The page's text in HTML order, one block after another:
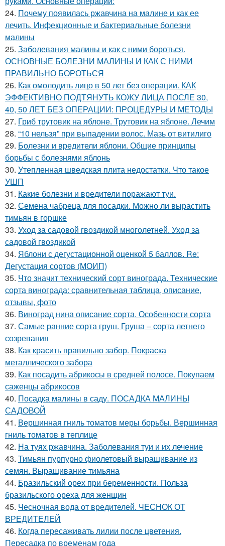
24. Почему появилась ржавчина на малине и как ее
лечить. Инфекционные и бактериальные болезни
малины
25. Заболевания малины и как с ними бороться.
ОСНОВНЫЕ БОЛЕЗНИ МАЛИНЫ И КАК С НИМИ
ПРАВИЛЬНО БОРОТЬСЯ
26. Как омолодить лицо в 50 лет без операции. КАК
ЭФФЕКТИВНО ПОДТЯНУТЬ КОЖУ ЛИЦА ПОСЛЕ 30,
40, 50 ЛЕТ БЕЗ ОПЕРАЦИИ: ПРОЦЕДУРЫ И МЕТОДЫ
27. Гриб трутовик на яблоне. Трутовик на яблоне. Лечим
28. “10 нельзя” при выпадении волос. Мазь от витилиго
29. Болезни и вредители яблони. Общие принципы
борьбы с болезнями яблонь
30. Утепленная шведская плита недостатки. Что такое
УШП
31. Какие болезни и вредители поражают туи.
32. Семена чабреца для посадки. Можно ли вырастить
тимьян в горшке
33. Уход за садовой гвоздикой многолетней. Уход за
садовой гвоздикой
34. Яблони с дегустационной оценкой 5 баллов. Re:
Дегустация сортов (МОИП)
35. Что значит технический сорт винограда. Технические
сорта винограда: сравнительная таблица, описание,
отзывы, фото
36. Виноград нина описание сорта. Особенности сорта
37. Самые ранние сорта груш. Груша – сорта летнего
созревания
38. Как красить правильно забор. Покраска
металлического забора
39. Как посадить абрикосы в средней полосе. Покупаем
саженцы абрикосов
40. Посадка малины в саду. ПОСАДКА МАЛИНЫ
САДОВОЙ
41. Вершинная гниль томатов меры борьбы. Вершинная
гниль томатов в теплице
42. На туях ржавчина. Заболевания туи и их лечение
43. Тимьян пурпурно фиолетовый выращивание из
семян. Выращивание тимьяна
44. Бразильский орех при беременности. Польза
бразильского ореха для женщин
45. Чесночная вода от вредителей. ЧЕСНОК ОТ
ВРЕДИТЕЛЕЙ
46. Когда пересаживать лилии после цветения.
Пересадка по временам года